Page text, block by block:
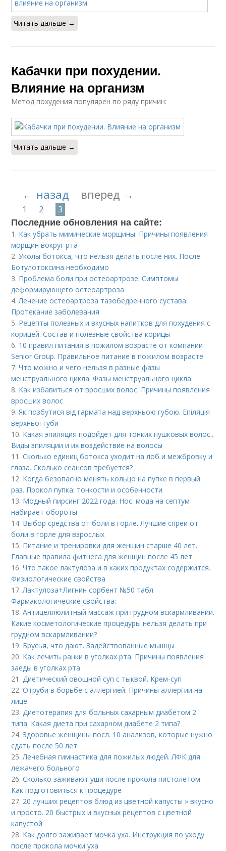
Читать дальше →
Кабачки при похудении.
Влияние на организм
Метод похудения популярен по ряду причин:
Читать дальше →
← назад вперед →
1 2 3
Последние обновления на сайте:
1. Как убрать мимические морщины. Причины появления
морщин вокруг рта
2.Уколы ботокса, что нельзя делать после них. После
Ботулотоксина необходимо
3. Проблема боли при остеоартрозе. Симптомы
деформирующего остеоартроза
4.Лечение остеоартроза тазобедренного сустава.
Протекание заболевания
5. Рецепты полезных и вкусных напитков для похудения с
корицей. Состав и полезные свойства корицы
6. 10 правил питания в пожилом возрасте от компании
Senior Group. Правильное питание в пожилом возрасте
7.Что можно и чего нельзя в разные фазы
менструального цикла. Фазы менструального цикла
8. Как избавиться от вросших волос. Причины появления
вросших волос
9.Як позбутися від гармата над верхньою губою. Епіляція
верхньої губи
10. Какая эпиляция подойдет для тонких пушковых волос..
Виды эпиляции и их воздействие на волосы
11.Сколько единиц ботокса уходит на лоб и межбровку и
глаза. Сколько сеансов требуется?
12. Когда безопасно менять кольцо на пупке в первый
раз. Прокол пупка: тонкости и особенности
13. Модный пирсинг 2022 года. Нос: мода на септум
набирает обороты
14. Выбор средства от боли в горле. Лучшие спреи от
боли в горле для взрослых
15. Питание и тренировки для женщин старше 40 лет.
Главные правила фитнеса для женщин после 45 лет
16.Что такое лактулоза и в каких продуктах содержится.
Физиологические свойства
17.Лактулоза+Лигнин сорбент №50 табл.
Фармакологические свойства:
18.Антицеллюлитный массаж при грудном вскармливании.
Какие косметологические процедуры нельзя делать при
грудном вскармливании?
19. Брусья, что дают. Задействованные мышцы
20. Как лечить ранки в уголках рта. Причины появления
заеды в уголках рта
21.Диетический овощной суп с тыквой. Крем-суп
22.Отруби в борьбе с аллергией. Причины аллергии на
лице
23.Диетотерапия для больных сахарным диабетом 2
типа. Какая диета при сахарном диабете 2 типа?
24.Здоровье женщины посл. 10 анализов, которые нужно
сдать после 50 лет
25.Лечебная гимнастика для пожилых людей. ЛФК для
лежачего больного
26.Сколько заживают уши после прокола пистолетом.
Как подготовиться к процедуре
27. 20 лучших рецептов блюд из цветной капусты » вкусно
и просто. 20 быстрых и вкусных рецептов с цветной
капустой
28. Как долго заживает мочка уха. Инструкция по уходу
после прокола мочки уха